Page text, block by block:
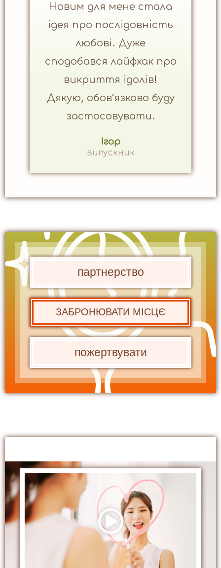
Новим для мене стала
ідея про послідовність
любові. Дуже
сподобався лайфхак про
викриття ідолів!
Дякую, обов'язково буду
застосовувати.
Ігор
випускник
партнерство
ЗАБРОНЮВАТИ МІСЦЄ
пожертвувати